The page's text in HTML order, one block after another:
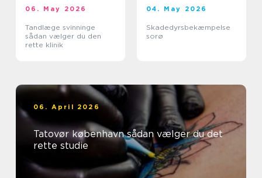
06. May 2026
Tandlæge svinninge
sådan vælger du den
rette klinik
04. May 2026
Skadedyrsbekæmpelse
sorø
06. April 2026
Tatovør københavn sådan vælger du det
rette studie